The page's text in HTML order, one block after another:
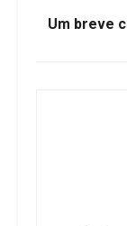
Um breve